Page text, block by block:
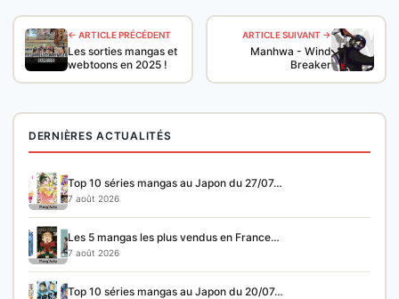
← ARTICLE PRÉCÉDENT
Les sorties mangas et
webtoons en 2025 !
ARTICLE SUIVANT →
Manhwa - Wind
Breaker
DERNIÈRES ACTUALITÉS
Top 10 séries mangas au Japon du 27/07…
7 août 2026
Les 5 mangas les plus vendus en France…
7 août 2026
Top 10 séries mangas au Japon du 20/07…